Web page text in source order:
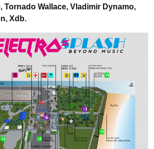
Tornado Wallace, Vladimir Dynamo,
Xdb.